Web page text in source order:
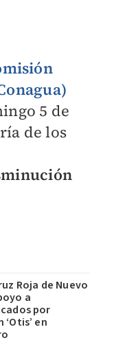
5 de
de los
Roja de Nuevo
a
por
en